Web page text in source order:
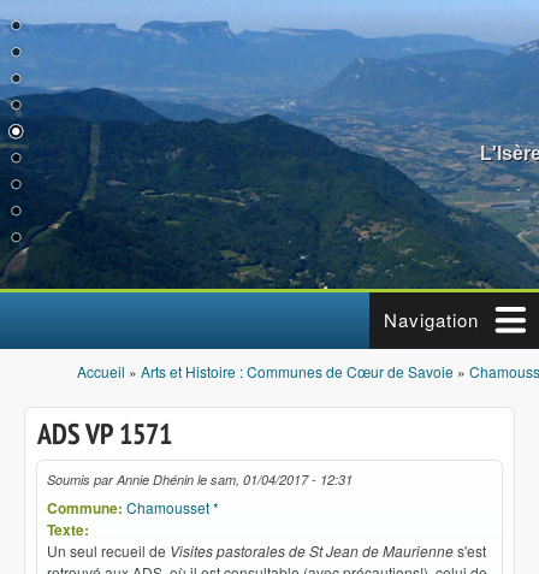
Aller au contenu principal
Navigation
Vous êtes ici
Accueil » Arts et Histoire : Communes de Cœur de Savoie »
ADS VP 1571
Soumis parAnnie Dhénin le sam, 01/04/2017 - 12:31
Commune: Chamousset *
Texte:
Un seul recueil de Visites pastorales de St Jean de Mauriennes'est